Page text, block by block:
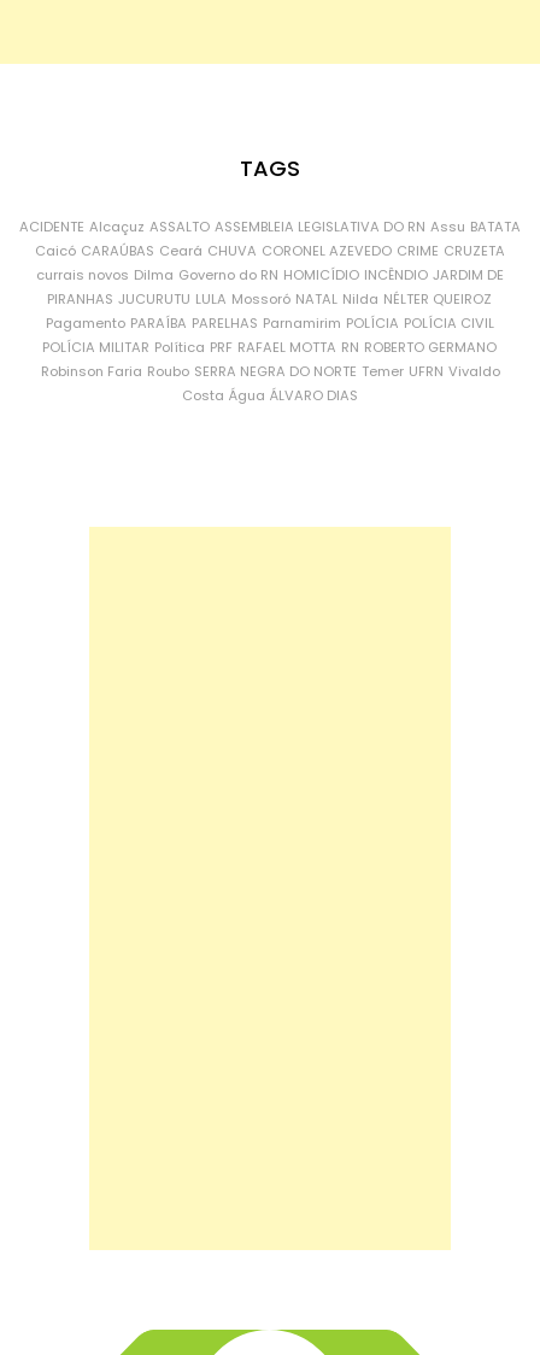
TAGS
ACIDENTE Alcaçuz ASSALTO ASSEMBLEIA LEGISLATIVA DO RN Assu BATATA
Caicó CARAÚBAS Ceará CHUVA CORONEL AZEVEDO CRIME CRUZETA
currais novos Dilma Governo do RN HOMICÍDIO INCÊNDIO JARDIM DE
PIRANHAS JUCURUTU LULA Mossoró NATAL Nilda NÉLTER QUEIROZ
Pagamento PARAÍBA PARELHAS Parnamirim POLÍCIA POLÍCIA CIVIL
POLÍCIA MILITAR Política PRF RAFAEL MOTTA RN ROBERTO GERMANO
Robinson Faria Roubo SERRA NEGRA DO NORTE Temer UFRN Vivaldo
Costa Água ÁLVARO DIAS